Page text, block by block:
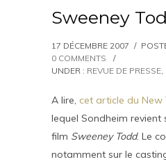
Sweeney
17 DÉCEMBRE 2007 /
0 COMMENTS
/
UNDER : REVUE DE PRESSE,
A lire, cet article du New
lequel Sondheim revient
film Sweeney Todd. Le
notamment sur le